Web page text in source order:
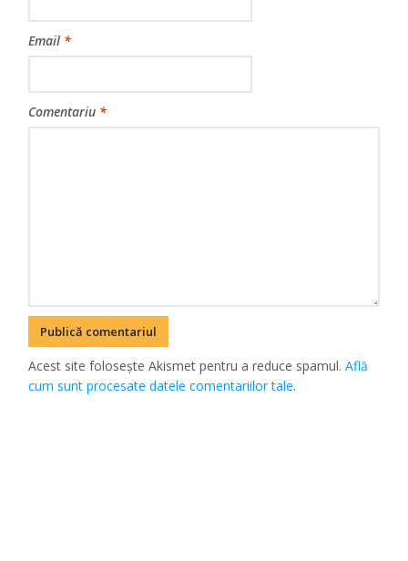
Email *
Comentariu *
Acest site folosește Akismet pentru a reduce spamul.Află
cum sunt procesate datele comentariilor tale.